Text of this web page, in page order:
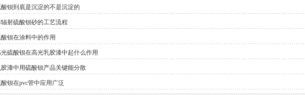
钡到底是沉淀的不是沉淀的
辐射硫酸钡砂的工艺流程
钡在涂料中的作用
硫酸钡在高光乳胶漆中起什么作用
漆中用硫酸钡产品关键能分散
钡在pvc管中应用广泛